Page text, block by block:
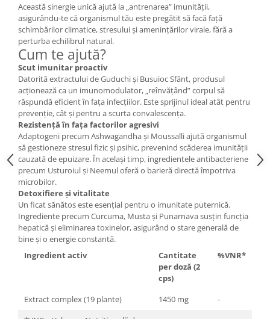
Această sinergie unică ajută la „antrenarea” imunității,
asigurându-te că organismul tău este pregătit să facă față
schimbărilor climatice, stresului și amenințărilor virale, fără a
perturba echilibrul natural.
Cum te ajută?
Scut imunitar proactiv
Datorită extractului de Guduchi și Busuioc Sfânt, produsul
acționează ca un imunomodulator, „reînvățând” corpul să
răspundă eficient în fața infecțiilor. Este sprijinul ideal atât pentru
prevenție, cât și pentru a scurta convalescența.
Rezistență în fața factorilor agresivi
Adaptogeni precum Ashwagandha și Moussalli ajută organismul
să gestioneze stresul fizic și psihic, prevenind scăderea imunității
cauzată de epuizare. În același timp, ingredientele antibacteriene
precum Usturoiul și Neemul oferă o barieră directă împotriva
microbilor.
Detoxifiere și vitalitate
Un ficat sănătos este esențial pentru o imunitate puternică.
Ingrediente precum Curcuma, Musta și Punarnava susțin funcția
hepatică și eliminarea toxinelor, asigurând o stare generală de
bine și o energie constantă.
Ingredient activ
Cantitate
per doză (2
cps)
%VNR*
Extract complex (19 plante) 1450 mg
-